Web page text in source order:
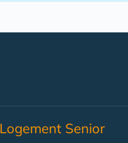
Logement Senior